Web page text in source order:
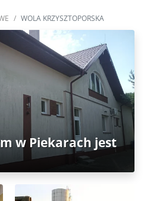
WOLA KRZYSZTOPORSKA
w Piekarach jest